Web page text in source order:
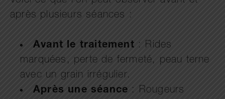
après plusieurs séances :
Avant le traitement : Rides
marquées, perte de fermeté, peau terne
avec un grain irrégulier.
Après une séance : Rougeurs